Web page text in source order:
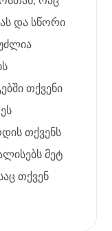
და სწორი
თქვენი
თქვენს
მეტ
თქვენ